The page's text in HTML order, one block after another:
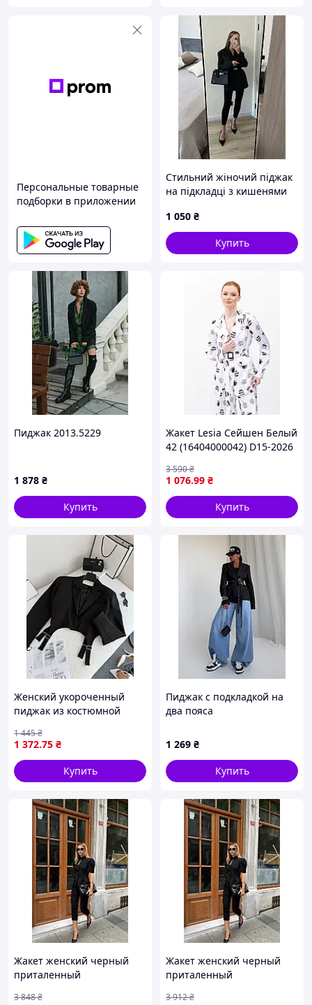
Персональные товарные
подборки в приложении
Стильний жіночий піджак
на підкладці з кишенями
1 050 ₴
Купить
Пиджак 2013.5229
1 878 ₴
Купить
Жакет Lesia Сейшен Белый
42 (16404000042) D15-2026
1 076.99 ₴
3 590₴
Купить
Женский укороченный
пиджак из костюмной
ремешками и подкладкой
1 372.75 ₴
1 445₴
Купить
Пиджак с подкладкой на
два пояса
1 269 ₴
Купить
Жакет женский черный
приталенный
3 848₴
Жакет женский черный
приталенный
3 912₴